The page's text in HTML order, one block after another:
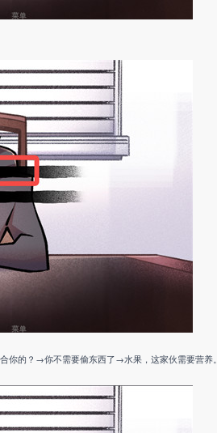
的？→你不需要偷东西了→水果，这家伙需要营养。